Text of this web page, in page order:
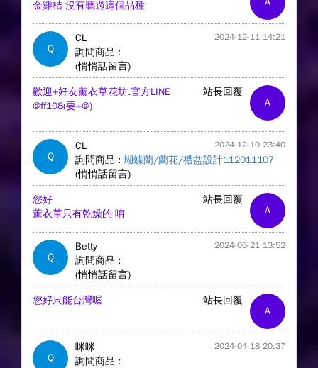
金雞桔 沒有聽過這個品種
Q
CL 2024-12-11 14:21
詢問商品 :
(悄悄話留言)
A
站長回覆
歡迎+好友薰衣草花坊.官方LINE
@ff108(要+@)
Q
CL 2024-12-10 23:40
詢問商品 : 蝴蝶蘭/蘭花/禮盆設計112011107
(悄悄話留言)
A
站長回覆
您好
薰衣草只有乾燥的 唷
Q
Betty 2024-06-21 13:52
詢問商品 :
(悄悄話留言)
A
站長回覆
您好只能台灣喔
Q
咪咪 2024-04-18 20:37
詢問商品 :